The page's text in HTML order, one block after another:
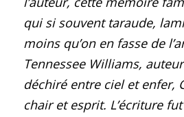
qui si souvent taraude,
moins qu’on en fasse de
Tennessee Williams,
déchiré entre ciel et enfer,
chair et esprit. L’écriture